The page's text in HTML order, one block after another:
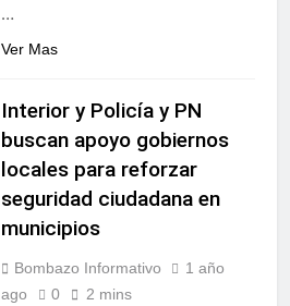
…
Ver Mas
Interior y Policía y PN
buscan apoyo gobiernos
locales para reforzar
seguridad ciudadana en
municipios
Bombazo Informativo
1 año
ago
0 2 mins